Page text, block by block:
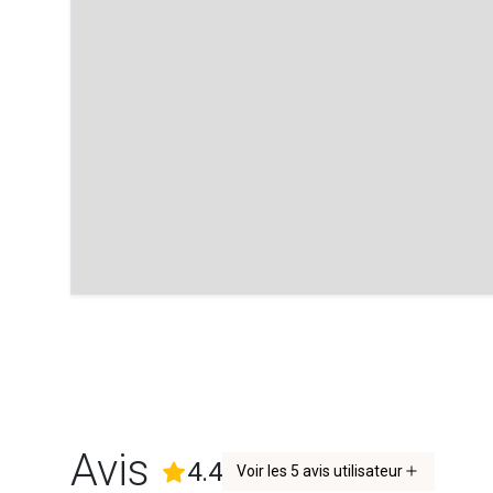
Avis 4.4( 5Avis)
Voir les 5 avis utilisateur